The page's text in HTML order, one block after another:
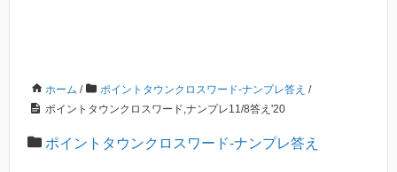
ホーム / ポイントタウンクロスワード-ナンプレ答え /
ポイントタウンクロスワード,ナンプレ11/8答え'20
ポイントタウンクロスワード-ナンプレ答え